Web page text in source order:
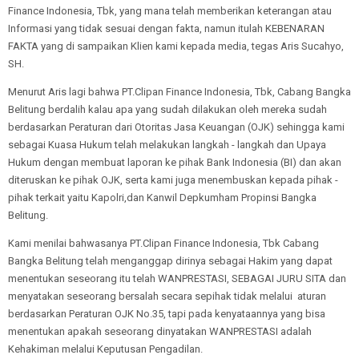
Finance Indonesia, Tbk, yang mana telah memberikan keterangan atau
Informasi yang tidak sesuai dengan fakta, namun itulah KEBENARAN
FAKTA yang di sampaikan Klien kami kepada media, tegas Aris Sucahyo,
SH.
Menurut Aris lagi bahwa PT.Clipan Finance Indonesia, Tbk, Cabang Bangka
Belitung berdalih kalau apa yang sudah dilakukan oleh mereka sudah
berdasarkan Peraturan dari Otoritas Jasa Keuangan (OJK) sehingga kami
sebagai Kuasa Hukum telah melakukan langkah - langkah dan Upaya
Hukum dengan membuat laporan ke pihak Bank Indonesia (BI) dan akan
diteruskan ke pihak OJK, serta kami juga menembuskan kepada pihak -
pihak terkait yaitu Kapolri,dan Kanwil Depkumham Propinsi Bangka
Belitung.
Kami menilai bahwasanya PT.Clipan Finance Indonesia, Tbk Cabang
Bangka Belitung telah menganggap dirinya sebagai Hakim yang dapat
menentukan seseorang itu telah WANPRESTASI, SEBAGAI JURU SITA dan
menyatakan seseorang bersalah secara sepihak tidak melalui aturan
berdasarkan Peraturan OJK No.35, tapi pada kenyataannya yang bisa
menentukan apakah seseorang dinyatakan WANPRESTASI adalah
Kehakiman melalui Keputusan Pengadilan.